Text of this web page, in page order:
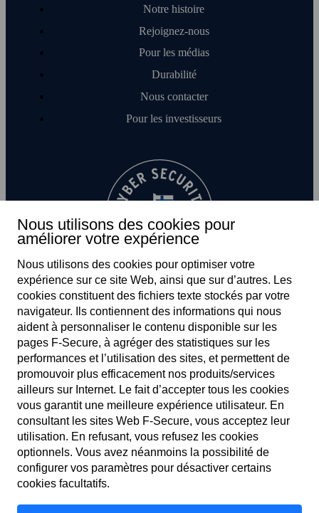
Notre histoire
Rejoignez-nous
Pour les médias
Durabilité
Nous contacter
Pour les investisseurs
FR
Conditions générales
Politique de confidentialité
Cookies
Nous utilisons des cookies pour
améliorer votre expérience
Nous utilisons des cookies pour optimiser votre
expérience sur ce site Web, ainsi que sur d’autres. Les
cookies constituent des fichiers texte stockés par votre
navigateur. Ils contiennent des informations qui nous
aident à personnaliser le contenu disponible sur les
pages F‑Secure, à agréger des statistiques sur les
performances et l’utilisation des sites, et permettent de
promouvoir plus efficacement nos produits/services
ailleurs sur Internet. Le fait d’accepter tous les cookies
vous garantit une meilleure expérience utilisateur. En
consultant les sites Web F‑Secure, vous acceptez leur
utilisation. En refusant, vous refusez les cookies
optionnels. Vous avez néanmoins la possibilité de
configurer vos paramètres pour désactiver certains
cookies facultatifs.